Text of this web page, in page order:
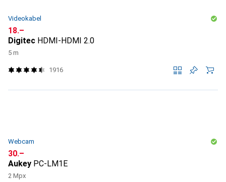
Videokabel
CHF
18.–
Digitec HDMI-HDMI 2.0
5 m
1916
Webcam
CHF
30.–
Aukey PC-LM1E
2 Mpx